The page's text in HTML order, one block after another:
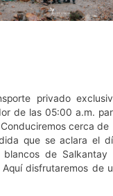
privado
de las 05:00 a.m.
cerca de
que se aclara el
blancos de Salkantay
disfrutaremos de